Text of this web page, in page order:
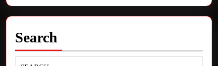
Search